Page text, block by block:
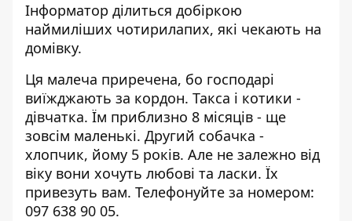
Інформатор ділиться добіркою
наймиліших чотирилапих, які чекають на
домівку.
Ця малеча приречена, бо господарі
виїжджають за кордон. Такса і котики -
дівчатка. Їм приблизно 8 місяців - ще
зовсім маленькі. Другий собачка -
хлопчик, йому 5 років. Але не залежно від
віку вони хочуть любові та ласки. Їх
привезуть вам. Телефонуйте за номером:
097 638 90 05.